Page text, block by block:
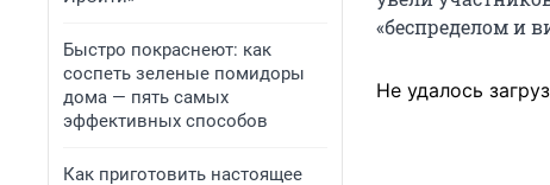
Быстро покраснеют: как
соспеть зеленые помидоры
дома — пять самых
эффективных способов
Как приготовить настоящее
«беспределом и
Не удалось